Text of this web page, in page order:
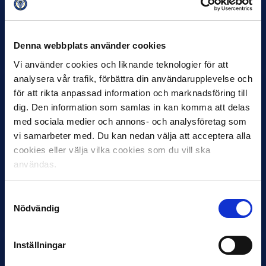
Denna webbplats använder cookies
Vi använder cookies och liknande teknologier för att
analysera vår trafik, förbättra din användarupplevelse och
för att rikta anpassad information och marknadsföring till
dig. Den information som samlas in kan komma att delas
med sociala medier och annons- och analysföretag som
vi samarbeter med. Du kan nedan välja att acceptera alla
cookies eller välja vilka cookies som du vill ska
användas.
Nödvändig
Inställningar
Inleder mot…
Samma vinnare som i…